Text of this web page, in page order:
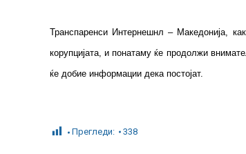
Транспаренси Интернешнл – Македонија,
корупцијата, и понатаму ќе продолжи
ќе добие информации дека постојат.
Прегледи: 338